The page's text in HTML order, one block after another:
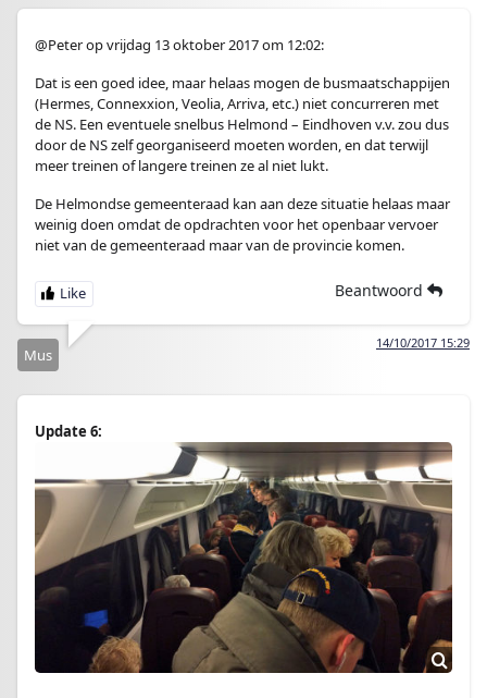
@Peter op vrijdag 13 oktober 2017 om 12:02:
Dat is een goed idee, maar helaas mogen de busmaatschappijen
(Hermes, Connexxion, Veolia, Arriva, etc.) niet concurreren met
de NS. Een eventuele snelbus Helmond – Eindhoven v.v. zou dus
door de NS zelf georganiseerd moeten worden, en dat terwijl
meer treinen of langere treinen ze al niet lukt.
De Helmondse gemeenteraad kan aan deze situatie helaas maar
weinig doen omdat de opdrachten voor het openbaar vervoer
niet van de gemeenteraad maar van de provincie komen.
Beantwoord
14/10/2017 15:29
Mus
Update 6: